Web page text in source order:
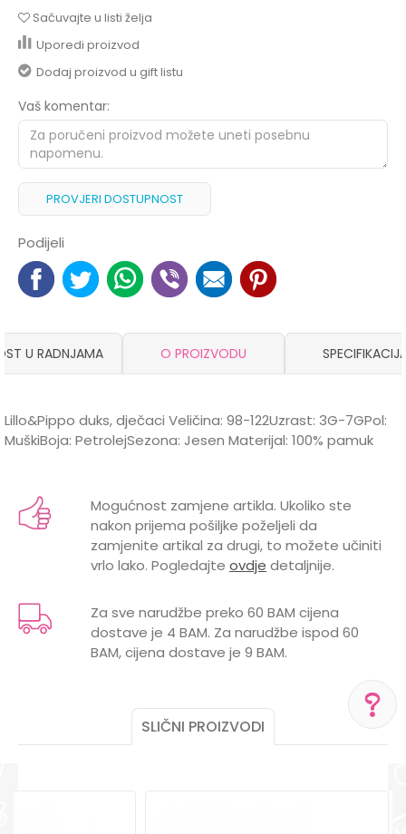
Sačuvajte u listi želja
Uporedi proizvod
Dodaj proizvod u gift listu
Vaš komentar:
PROVJERI DOSTUPNOST
Podijeli
U RADNJAMA O PROIZVODU
Lillo&Pippo duks, dječaci Veličina: 98-122Uzrast: 3G-7GPol:
MuškiBoja: PetrolejSezona: Jesen Materijal: 100% pamuk
Kategorija
Duksevi
Brend
LILLO&PIPPO
Email
Mogućnost zamjene artikla. Ukoliko ste
nakon prijema pošiljke poželjeli da
zamjenite artikal za drugi, to možete učiniti
vrlo lako. Pogledajte ovdje detaljnije.
Za sve narudžbe preko 60 BAM cijena
dostave je 4 BAM. Za narudžbe ispod 60
BAM, cijena dostave je 9 BAM.
SLIČNI PROIZVODI